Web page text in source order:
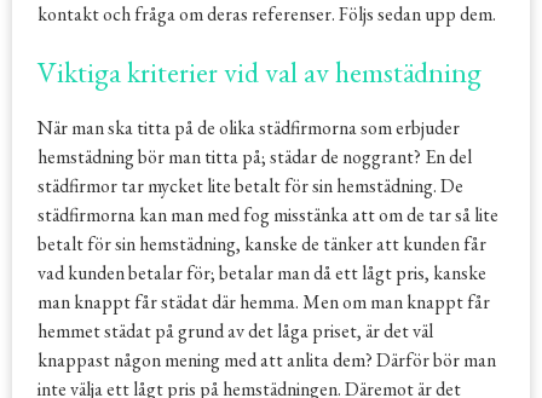
kontakt och fråga om deras referenser. Följs sedan upp dem.
Viktiga kriterier vid val av hemstädning
När man ska titta på de olika städfirmorna som erbjuder
hemstädning bör man titta på; städar de noggrant? En del
städfirmor tar mycket lite betalt för sin hemstädning. De
städfirmorna kan man med fog misstänka att om de tar så lite
betalt för sin hemstädning, kanske de tänker att kunden får
vad kunden betalar för; betalar man då ett lågt pris, kanske
man knappt får städat där hemma. Men om man knappt får
hemmet städat på grund av det låga priset, är det väl
knappast någon mening med att anlita dem? Därför bör man
inte välja ett lågt pris på hemstädningen. Däremot är det